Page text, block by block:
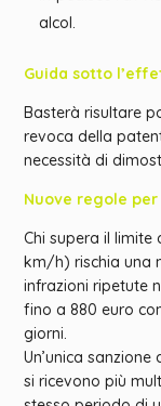
alcol.
Guida sotto
Basterà risultare
revoca della
necessità di
Nuove regole
Chi supera il
km/h) rischia una
infrazioni ripetute
fino a 880 euro
giorni.
Un’unica
si ricevono più